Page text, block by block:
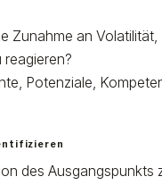
Zunahme an
Potenziale,
des